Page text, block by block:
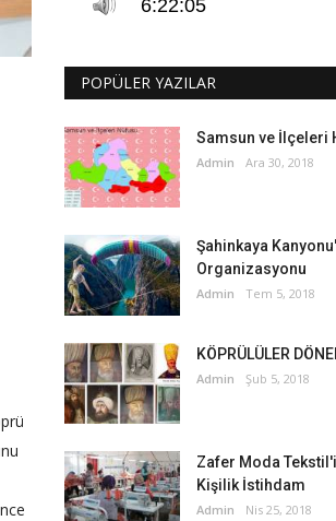
POPÜLER YAZILAR
Samsun ve İlçeleri
Admin Ara 30, 2018
Şahinkaya
Organizasyonu
Admin Tem 5, 2018
KÖPRÜLÜLER
Admin Şub 5, 2018
Zafer Moda
Kişilik İstihdam
Admin Nis 25, 2018